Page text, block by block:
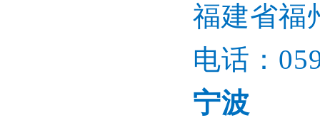
福建省福
电话：
宁波